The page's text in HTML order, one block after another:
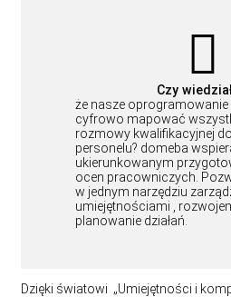
Czy
że nasze oprogramowanie
cyfrowo mapować
rozmowy kwalifikacyjnej
personelu? domeba
ukierunkowanym
ocen pracowniczych.
w jednym narzędziu
umiejętnościami ,
planowanie działań.
Dzięki światowi „Umiejętności i